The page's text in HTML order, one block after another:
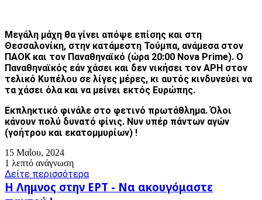
Μεγάλη μάχη θα γίνει απόψε επίσης και στη
Θεσσαλονίκη, στην κατάμεστη Τούμπα, ανάμεσα στον
ΠΑΟΚ και τον Παναθηναϊκό (ώρα 20:00 Nova Prime). Ο
Παναθηναϊκός εάν χάσει και δεν νικήσει τον ΑΡΗ στον
τελικό Κυπέλου σε λίγες μέρες, κι αυτός κινδυνεύει να
τα χάσει όλα και να μείνει εκτός Ευρώπης.
Εκπληκτικό φινάλε στο φετινό πρωτάθλημα. Όλοι
κάνουν πολύ δυνατό φίνις. Νυν υπέρ πάντων αγών
(γοήτρου και εκατομμυρίων) !
15 Μαΐου, 2024
1 λεπτό ανάγνωση
Δείτε περισσότερα
Η
Λημνος
Η Λημνος στην ΕΡΤ - Να ακουγόμαστε